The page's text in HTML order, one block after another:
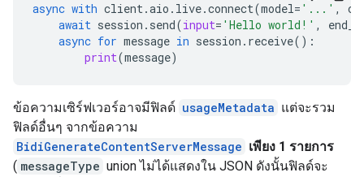
async with client.aio . live.connect(model= '...' ,
await session . send(input= 'Hello world!' ,
async for message in session . receive():
print(message)
ข้อความเซิร์ฟเวอร์อาจมีฟิลด์ usageMetadata แต่จะรวม
ฟิลด์อื่นๆ จากข้อความ
BidiGenerateContentServerMessage เพียง 1 รายการ
( messageType union ไม่ได้แสดงใน JSON ดังนั้นฟิลด์จะ